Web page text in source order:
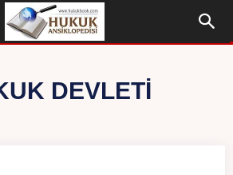
DEVLETI